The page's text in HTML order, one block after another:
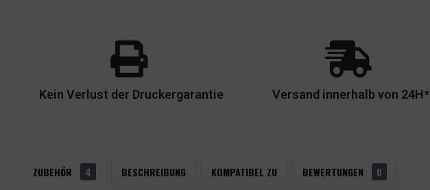
Kein Verlust der Druckergarantie Versand innerhalb von 24H*
ZUBEHÖR 4 BESCHREIBUNG KOMPATIBEL ZU BEWERTUNGEN 0